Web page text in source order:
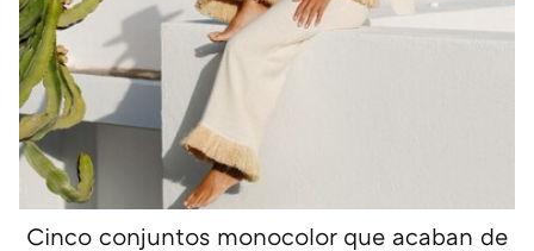
Cinco conjuntos monocolor que acaban de